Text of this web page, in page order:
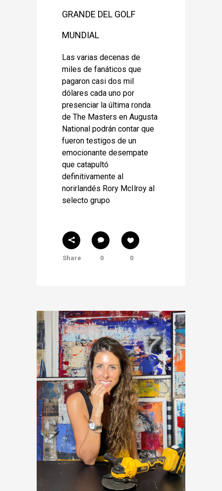
GRANDE DEL GOLF
MUNDIAL
Las varias decenas de
miles de fanáticos que
pagaron casi dos mil
dólares cada uno por
presenciar la última ronda
de The Masters en Augusta
National podrán contar que
fueron testigos de un
emocionante desempate
que catapultó
definitivamente al
norirlandés Rory McIlroy al
selecto grupo
Share 0 0